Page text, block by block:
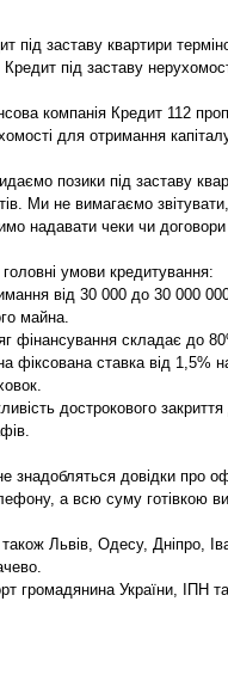
під заставу квартири
Кредит під заставу
компанія Кредит 112
для отримання
позики під заставу
Ми не вимагаємо
надавати чеки чи договори
головні умови кредитування:
від 30 000 до 30 000
майна.
фінансування складає до
фіксована ставка від 1,5%
дострокового
довідки про
а всю суму готівкою
Львів, Одесу, Дніпро,
громадянина України, ІПН